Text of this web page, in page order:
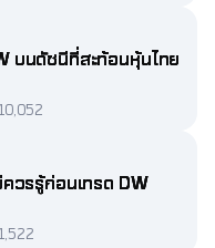
บนดัชนีที่สะท้อนหุ้นไทย
วรรู้ก่อนเทรด DW